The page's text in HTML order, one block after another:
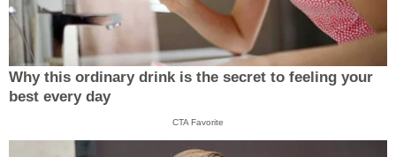
Why this ordinary drink is the secret to feeling your
best every day
CTA Favorite